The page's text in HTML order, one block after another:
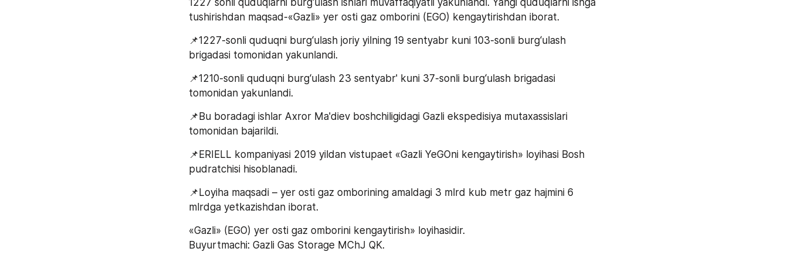
tushirishdan maqsad-«Gazli» yer osti gaz omborini (EGO) kengaytirishdan iborat.
📌1227-sonli quduqni burg‘ulash joriy yilning 19 sentyabr kuni 103-sonli burg‘ulash
brigadasi tomonidan yakunlandi.
📌1210-sonli quduqni burg‘ulash 23 sentyabr' kuni 37-sonli burg‘ulash brigadasi
tomonidan yakunlandi.
📌Bu boradagi ishlar Axror Ma'diev boshchiligidagi Gazli ekspedisiya mutaxassislari
tomonidan bajarildi.
📌ERIELL kompaniyasi 2019 yildan vistupaet «Gazli YeGOni kengaytirish» loyihasi Bosh
pudratchisi hisoblanadi.
📌Loyiha maqsadi – yer osti gaz omborining amaldagi 3 mlrd kub metr gaz hajmini 6
mlrdga yetkazishdan iborat.
«Gazli» (EGO) yer osti gaz omborini kengaytirish» loyihasidir.
Buyurtmachi: Gazli Gas Storage MChJ QK.